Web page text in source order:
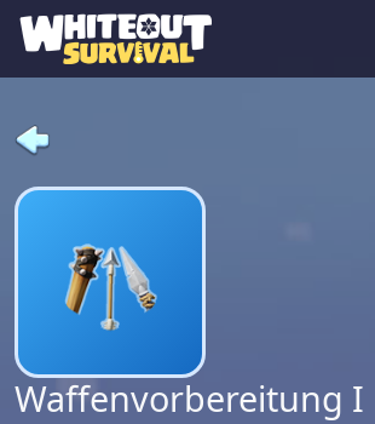
Waffenvorbereitung I